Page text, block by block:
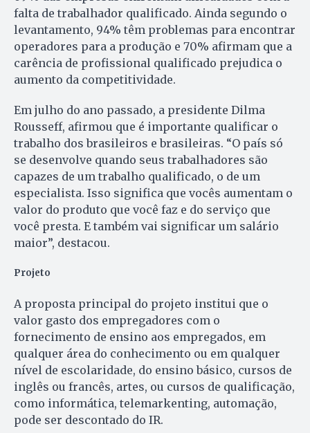
falta de trabalhador qualificado. Ainda segundo o
levantamento, 94% têm problemas para encontrar
operadores para a produção e 70% afirmam que a
carência de profissional qualificado prejudica o
aumento da competitividade.
Em julho do ano passado, a presidente Dilma
Rousseff, afirmou que é importante qualificar o
trabalho dos brasileiros e brasileiras. “O país só
se desenvolve quando seus trabalhadores são
capazes de um trabalho qualificado, o de um
especialista. Isso significa que vocês aumentam o
valor do produto que você faz e do serviço que
você presta. E também vai significar um salário
maior”, destacou.
Projeto
A proposta principal do projeto institui que o
valor gasto dos empregadores com o
fornecimento de ensino aos empregados, em
qualquer área do conhecimento ou em qualquer
nível de escolaridade, do ensino básico, cursos de
inglês ou francês, artes, ou cursos de qualificação,
como informática, telemarkenting, automação,
pode ser descontado do IR.